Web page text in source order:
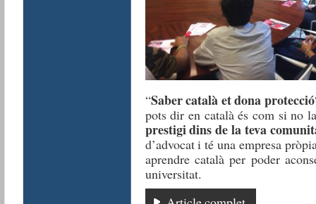
“Saber català et dona protecció
pots dir en català és com si no
prestigi dins de la teva
d’advocat i té una empresa
aprendre català per poder
universitat.